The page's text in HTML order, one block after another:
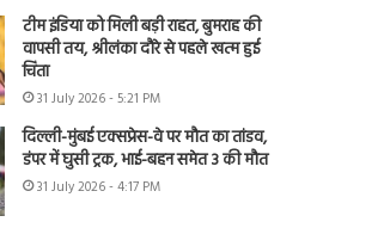
टीम इंडिया को मिली बड़ी राहत, बुमराह की
वापसी तय, श्रीलंका दौरे से पहले खत्म हुई
चिंता
31 July 2026 - 5:21 PM
दिल्ली-मुंबई एक्सप्रेस-वे पर मौत का तांडव,
डंपर में घुसी ट्रक, भाई-बहन समेत 3 की मौत
31 July 2026 - 4:17 PM